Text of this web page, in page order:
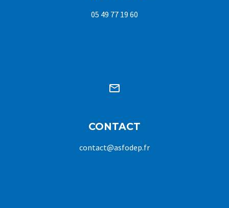
05 49 77 19 60


CONTACT
contact@asfodep.fr